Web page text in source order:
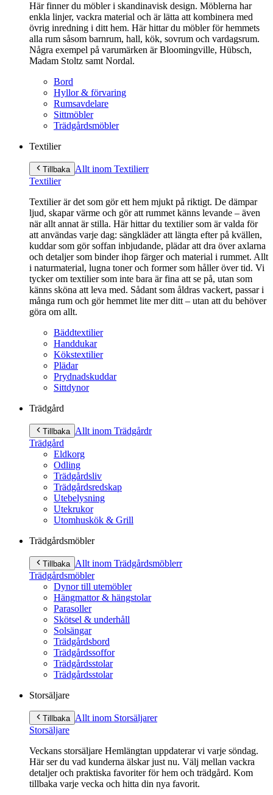
Här finner du möbler i skandinavisk design. Möblerna har
enkla linjer, vackra material och är lätta att kombinera med
övrig inredning i ditt hem. Här hittar du möbler för hemmets
alla rum såsom barnrum, hall, kök, sovrum och vardagsrum.
Några exempel på varumärken är Bloomingville, Hübsch,
Madam Stoltz samt Nordal.
Bord
Hyllor & förvaring
Rumsavdelare
Sittmöbler
Trädgårdsmöbler
Textilier
Tillbaka Allt inom Textilierr
Textilier
Textilier är det som gör ett hem mjukt på riktigt. De dämpar
ljud, skapar värme och gör att rummet känns levande – även
när allt annat är stilla. Här hittar du textilier som är valda för
att användas varje dag: sängkläder att längta efter på kvällen,
kuddar som gör soffan inbjudande, plädar att dra över axlarna
och detaljer som binder ihop färger och material i rummet. Allt
i naturmaterial, lugna toner och former som håller över tid. Vi
tycker om textilier som inte bara är fina att se på, utan som
känns sköna att leva med. Sådant som åldras vackert, passar i
många rum och gör hemmet lite mer ditt – utan att du behöver
göra om allt.
Bäddtextilier
Handdukar
Kökstextilier
Plädar
Prydnadskuddar
Sittdynor
Trädgård
Tillbaka Allt inom Trädgårdr
Trädgård
Eldkorg
Odling
Trädgårdsliv
Trädgårdsredskap
Utebelysning
Utekrukor
Utomhuskök & Grill
Trädgårdsmöbler
Tillbaka Allt inom Trädgårdsmöblerr
Trädgårdsmöbler
Dynor till utemöbler
Hängmattor & hängstolar
Parasoller
Skötsel & underhåll
Solsängar
Trädgårdsbord
Trädgårdssoffor
Trädgårdsstolar
Trädgårdsstolar
Storsäljare
Tillbaka Allt inom Storsäljarer
Storsäljare
Veckans storsäljare Hemlängtan uppdaterar vi varje söndag.
Här ser du vad kunderna älskar just nu. Välj mellan vackra
detaljer och praktiska favoriter för hem och trädgård. Kom
tillbaka varje vecka och hitta din nya favorit.